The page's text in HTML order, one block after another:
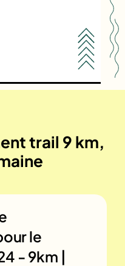
trail 9 km,
le
- 9km |